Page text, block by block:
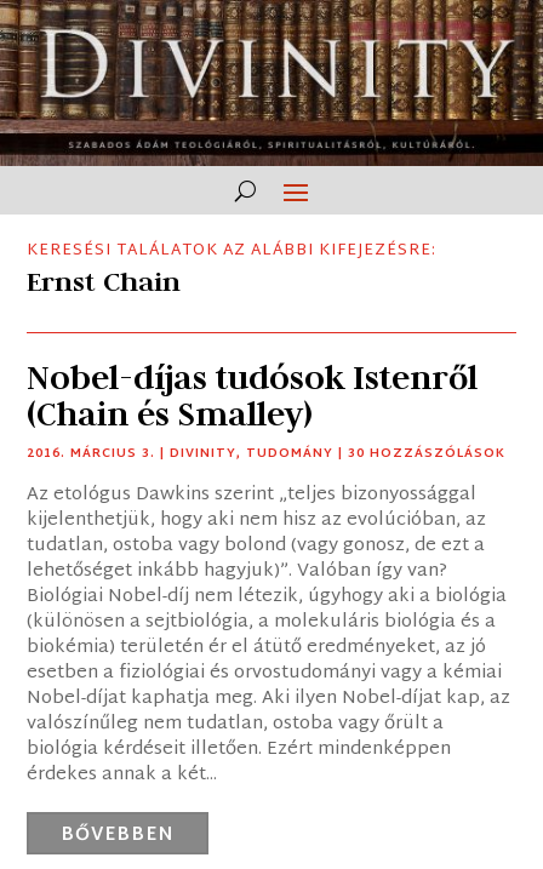
KERESÉSI TALÁLATOK AZ ALÁBBI KIFEJEZÉSRE:
Ernst Chain
Nobel-díjas tudósok Istenről
(Chain és Smalley)
2016. MÁRCIUS 3. |DIVINITY, TUDOMÁNY | 30 HOZZÁSZÓLÁSOK
Az etológus Dawkins szerint „teljes bizonyossággal
kijelenthetjük, hogy aki nem hisz az evolúcióban, az
tudatlan, ostoba vagy bolond (vagy gonosz, de ezt a
lehetőséget inkább hagyjuk)”. Valóban így van?
Biológiai Nobel-díj nem létezik, úgyhogy aki a biológia
(különösen a sejtbiológia, a molekuláris biológia és a
biokémia) területén ér el átütő eredményeket, az jó
esetben a fiziológiai és orvostudományi vagy a kémiai
Nobel-díjat kaphatja meg. Aki ilyen Nobel-díjat kap, az
valószínűleg nem tudatlan, ostoba vagy őrült a
biológia kérdéseit illetően. Ezért mindenképpen
érdekes annak a két...
BŐVEBBEN